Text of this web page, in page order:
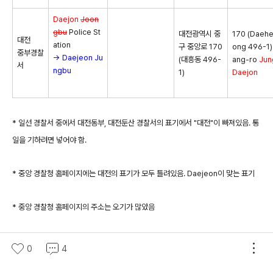
대전
중부경찰
서
Daejon Joon
gbu Police St
ation
→ Daejeon Ju
ngbu
대전광역시 중
구 중앙로 170
(대흥동 496-
1)
170
ong 496-
ang-ro
Daejon
* 일선 경찰서 중에서 대전동부, 대전둔산 경찰서의 표기에서 "대전"이 빠져있음. 통
일을 기하려면 넣어야 함.
* 중앙 경찰청 홈페이지에는 대전의 표기가 모두 틀려있음. Daejeon이 맞는 표기
* 중앙 경찰청 홈페이지의 주소는 오기가 많았음
0 4